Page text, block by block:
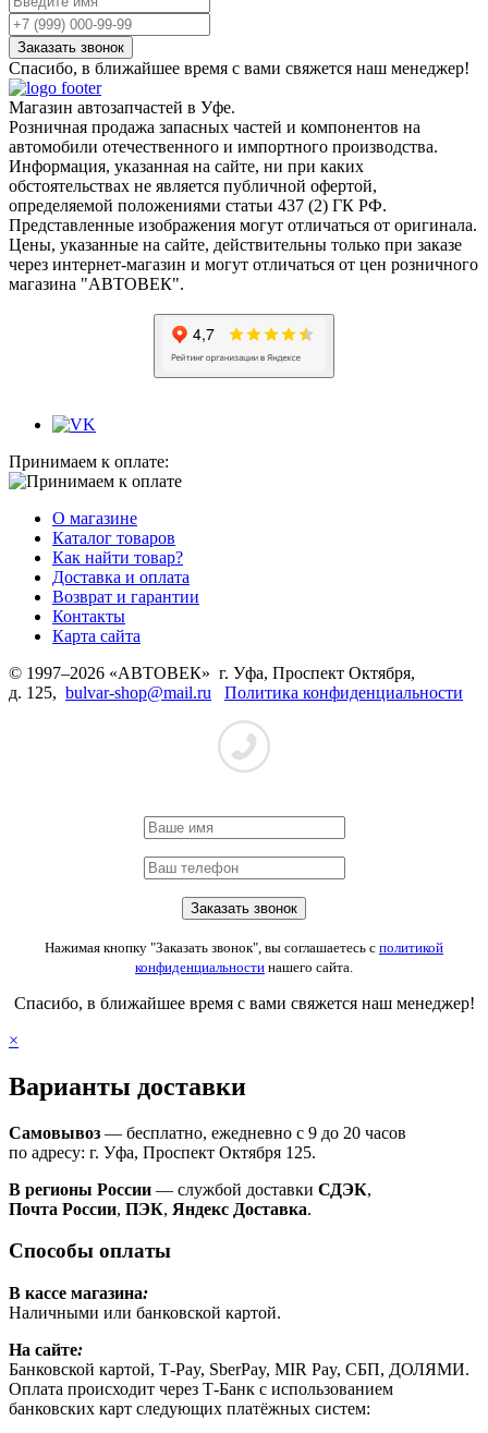
Спасибо, в ближайшее время с вами свяжется наш менеджер!
Магазин автозапчастей в Уфе.
Розничная продажа запасных частей и компонентов на
автомобили отечественного и импортного производства.
Информация, указанная на сайте, ни при каких
обстоятельствах не является публичной офертой,
определяемой положениями статьи 437 (2) ГК РФ.
Представленные изображения могут отличаться от оригинала.
Цены, указанные на сайте, действительны только при заказе
через интернет-магазин и могут отличаться от цен розничного
магазина "АВТОВЕК".
Принимаем к оплате:
О магазине
Каталог товаров
Как найти товар?
Доставка и оплата
Возврат и гарантии
Контакты
Карта сайта
© 1997–2026 «АВТОВЕК» г. Уфа, Проспект Октября,
д. 125, bulvar-shop@mail.ru Политика конфиденциальности
Нажимая кнопку "Заказать звонок", вы соглашаетесь с политикой
конфиденциальности нашего сайта.
Спасибо, в ближайшее время с вами свяжется наш менеджер!
×
Варианты доставки
Самовывоз — бесплатно, ежедневно с 9 до 20 часов
по адресу: г. Уфа, Проспект Октября 125.
В регионы России — службой доставки СДЭК,
Почта России, ПЭК, Яндекс Доставка.
Способы оплаты
В кассе магазина:
Наличными или банковской картой.
На сайте:
Банковской картой, Т-Pay, SberPay, MIR Pay, СБП, ДОЛЯМИ.
Оплата происходит через Т-Банк с использованием
банковских карт следующих платёжных систем: